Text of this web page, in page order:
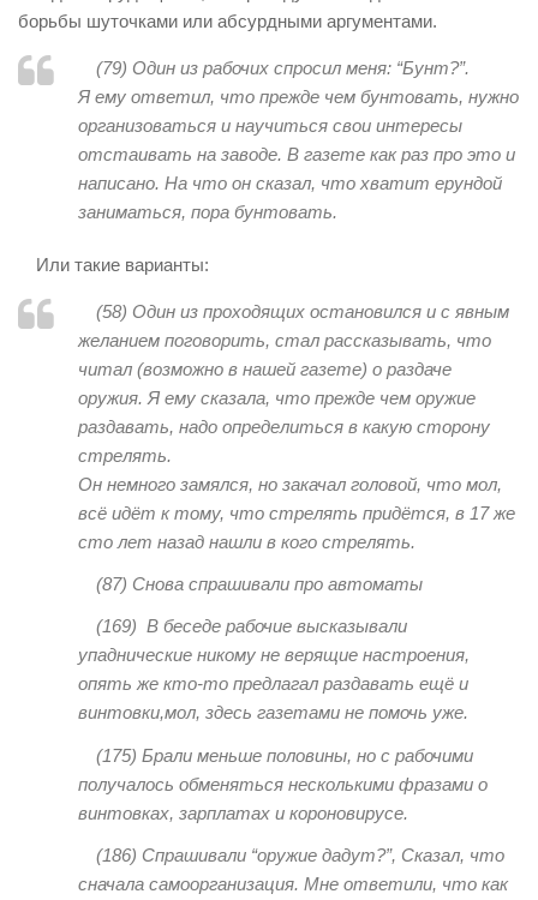
борьбы шуточками или абсурдными аргументами.
(79) Один из рабочих спросил меня: “Бунт?”.
Я ему ответил, что прежде чем бунтовать, нужно
организоваться и научиться свои интересы
отстаивать на заводе. В газете как раз про это и
написано. На что он сказал, что хватит ерундой
заниматься, пора бунтовать.
Или такие варианты:
(58) Один из проходящих остановился и с явным
желанием поговорить, стал рассказывать, что
читал (возможно в нашей газете) о раздаче
оружия. Я ему сказала, что прежде чем оружие
раздавать, надо определиться в какую сторону
стрелять.
Он немного замялся, но закачал головой, что мол,
всё идёт к тому, что стрелять придётся, в 17 же
сто лет назад нашли в кого стрелять.
(87) Снова спрашивали про автоматы
(169) В беседе рабочие высказывали
упаднические никому не верящие настроения,
опять же кто-то предлагал раздавать ещё и
винтовки,мол, здесь газетами не помочь уже.
(175) Брали меньше половины, но с рабочими
получалось обменяться несколькими фразами о
винтовках, зарплатах и короновирусе.
(186) Спрашивали “оружие дадут?”, Сказал, что
сначала самоорганизация. Мне ответили, что как